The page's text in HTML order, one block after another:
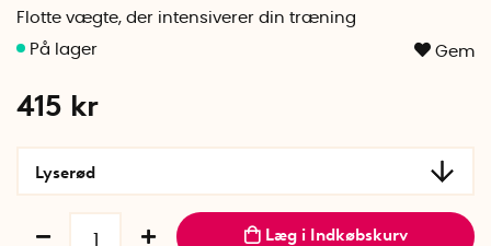
Flotte vægte, der intensiverer din træning
Gem
415 kr
Lyserød
Læg i Indkøbskurv